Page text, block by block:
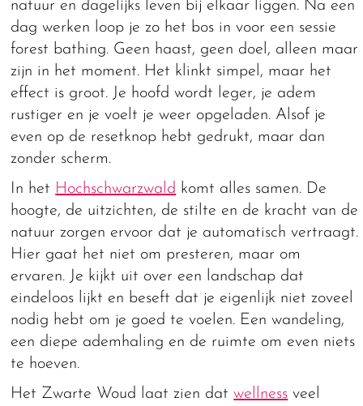
natuur en dagelijks leven bij elkaar liggen. Na een
dag werken loop je zo het bos in voor een sessie
forest bathing. Geen haast, geen doel, alleen maar
zijn in het moment. Het klinkt simpel, maar het
effect is groot. Je hoofd wordt leger, je adem
rustiger en je voelt je weer opgeladen. Alsof je
even op de resetknop hebt gedrukt, maar dan
zonder scherm.
In het Hochschwarzwald komt alles samen. De
hoogte, de uitzichten, de stilte en de kracht van de
natuur zorgen ervoor dat je automatisch vertraagt.
Hier gaat het niet om presteren, maar om
ervaren. Je kijkt uit over een landschap dat
eindeloos lijkt en beseft dat je eigenlijk niet zoveel
nodig hebt om je goed te voelen. Een wandeling,
een diepe ademhaling en de ruimte om even niets
te hoeven.
Het Zwarte Woud laat zien datwellness veel